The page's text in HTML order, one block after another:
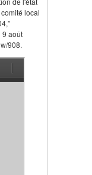
local
9 août
908.